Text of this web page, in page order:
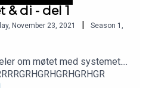
& di - del 1
November 23, 2021 | Season 1
om møtet med systemet....